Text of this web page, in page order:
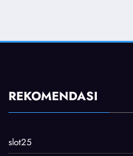
REKOMENDASI
slot25